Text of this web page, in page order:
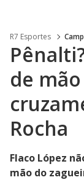
R7 Esportes
de
Rocha
Flaco López
mão do